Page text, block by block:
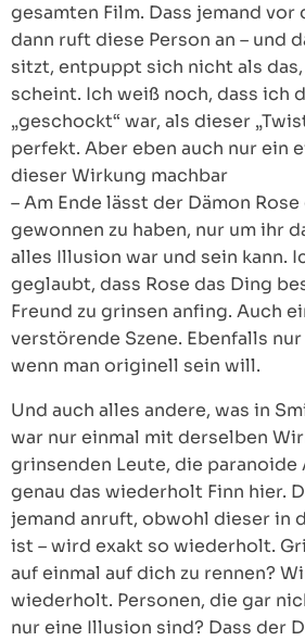
gesamten Film. Dass jemand vor
dann ruft diese Person an – und
sitzt, entpuppt sich nicht als das,
scheint. Ich weiß noch, dass ich
„geschockt“ war, als dieser
perfekt. Aber eben auch nur ein
dieser Wirkung machbar
– Am Ende lässt der Dämon
gewonnen zu haben, nur um ihr
alles Illusion war und sein kann.
geglaubt, dass Rose das Ding
Freund zu grinsen anfing. Auch
verstörende Szene. Ebenfalls
wenn man originell sein will.
Und auch alles andere, was in
war nur einmal mit derselben
grinsenden Leute, die paranoide
genau das wiederholt Finn hier.
jemand anruft, obwohl dieser in
ist – wird exakt so wiederholt.
auf einmal auf dich zu rennen?
wiederholt. Personen, die gar
nur eine Illusion sind? Dass der